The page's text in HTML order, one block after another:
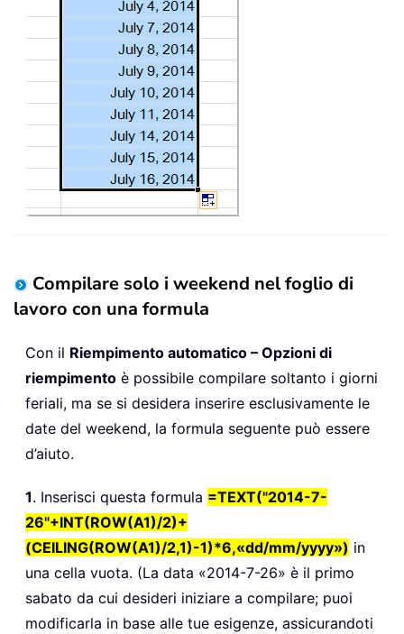
Compilare solo i weekend nel foglio di
lavoro con una formula
Con il Riempimento automatico – Opzioni di
riempimento è possibile compilare soltanto i giorni
feriali, ma se si desidera inserire esclusivamente le
date del weekend, la formula seguente può essere
d’aiuto.
1. Inserisci questa formula =TEXT("2014-7-
26"+INT(ROW(A1)/2)+
(CEILING(ROW(A1)/2,1)-1)*6,«dd/mm/yyyy») in
una cella vuota. (La data «2014-7-26» è il primo
sabato da cui desideri iniziare a compilare; puoi
modificarla in base alle tue esigenze, assicurandoti